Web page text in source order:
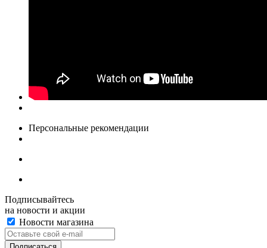
Персональные рекомендации
Подписывайтесь
на новости и акции
Новости магазина